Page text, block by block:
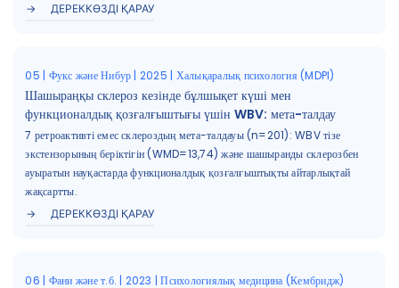
ДЕРЕККӨЗДІ ҚАРАУ
05 | Фукс және Нибур | 2025 | Халықаралық психология (MDPI)
Шашыраңқы склероз кезінде бұлшықет күші мен
функционалдық қозғалғыштығы үшін WBV: мета-талдау
7 ретроактивті емес склероздың мета-талдауы (n=201): WBV тізе
экстензорының беріктігін (WMD=13,74) және шашыранды склерозбен
ауыратын науқастарда функционалдық қозғалғыштықты айтарлықтай
жақсартты.
ДЕРЕККӨЗДІ ҚАРАУ
06 | Фани және т.б. | 2023 | Психологиялық медицина (Кембридж)